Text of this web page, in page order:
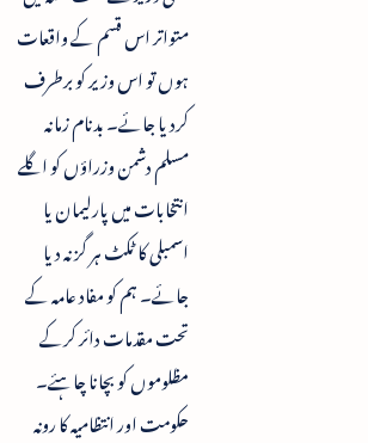
متواتر اس قسم کے واقعات
ہوں تو اس وزیر کو برطرف
کردیا جائے۔ بدنام زمانہ
مسلم دشمن وزراؤں کو اگلے
انتخابات میں پارلیمان یا
اسمبلی کا ٹکٹ ہر گز نہ دیا
جائے۔ ہم کو مفاد عامہ کے
تحت مقدمات دائر کرکے
مظلوموں کو بچانا چاہئے۔
حکومت اور انتظامیہ کا رونہ